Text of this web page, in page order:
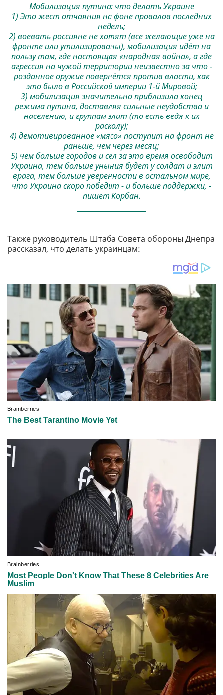
Мобилизация путина: что делать Украине
1) Это жест отчаяния на фоне провалов последних
недель;
2) воевать россияне не хотят (все желающие уже на
фронте или утилизированы), мобилизация идёт на
пользу там, где настоящая «народная война», а где
агрессия на чужой территории неизвестно за что -
розданное оружие повернётся против власти, как
это было в Российской империи 1-й Мировой;
3) мобилизация значительно приблизила конец
режима путина, доставляя сильные неудобства и
населению, и группам элит (то есть ведя к их
расколу);
4) демотивированное «мясo» поступит на фронт не
раньше, чем через месяц;
5) чем больше городов и сел за это время освободит
Украина, тем больше уныния будет у солдат и элит
врага, тем больше уверенности в остальном мире,
что Украина скоро победит - и больше поддержки, -
пишет Корбан.
Также руководитель Штаба Совета обороны Днепра
рассказал, что делать украинцам: